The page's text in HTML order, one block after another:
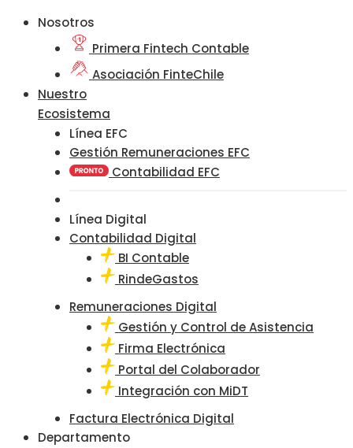
Nosotros
Primera Fintech Contable
Asociación FinteChile
Nuestro
Ecosistema
Línea EFC
Gestión Remuneraciones EFC
Contabilidad EFC
Línea Digital
Contabilidad Digital
BI Contable
RindeGastos
Remuneraciones Digital
Gestión y Control de Asistencia
Firma Electrónica
Portal del Colaborador
Integración con MiDT
Factura Electrónica Digital
Departamento